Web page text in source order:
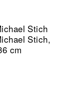
Stich
Stich,
cm